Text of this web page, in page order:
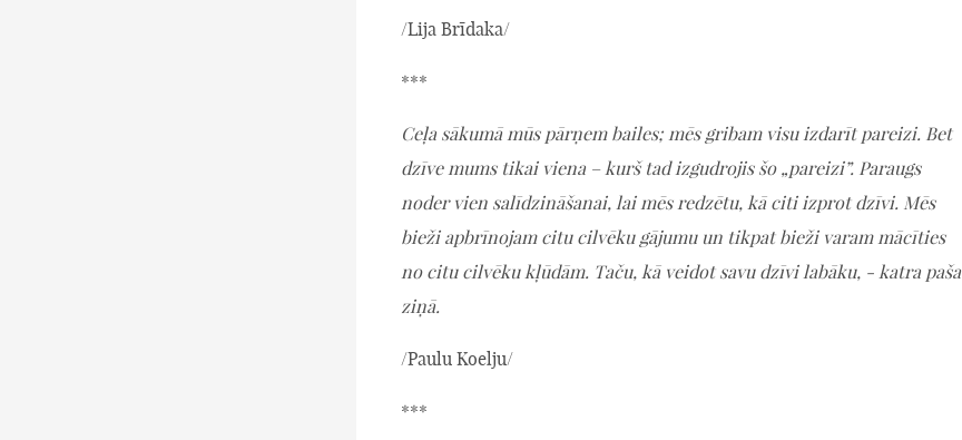
/Lija Brīdaka/
***
Ceļa sākumā mūs pārņem bailes; mēs gribam visu izdarīt pareizi. Bet
dzīve mums tikai viena – kurš tad izgudrojis šo „pareizi”. Paraugs
noder vien salīdzināšanai, lai mēs redzētu, kā citi izprot dzīvi. Mēs
bieži apbrīnojam citu cilvēku gājumu un tikpat bieži varam mācīties
no citu cilvēku kļūdām. Taču, kā veidot savu dzīvi labāku, - katra paša
ziņā.
/Paulu Koelju/
***